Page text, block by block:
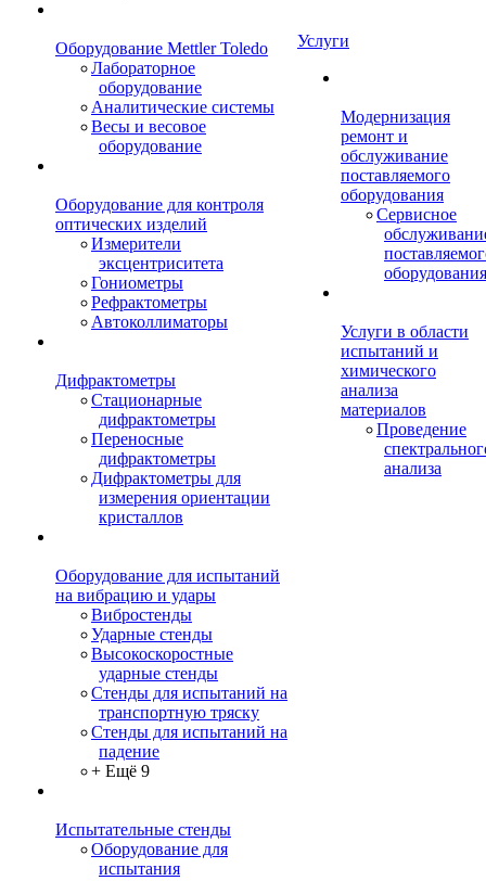
Оборудование Mettler Toledo
Лабораторное
оборудование
Аналитические системы
Весы и весовое
оборудование
Оборудование для контроля
оптических изделий
Измерители
эксцентриситета
Гониометры
Рефрактометры
Автоколлиматоры
Дифрактометры
Стационарные
дифрактометры
Переносные
дифрактометры
Дифрактометры для
измерения ориентации
кристаллов
Оборудование для испытаний
на вибрацию и удары
Вибростенды
Ударные стенды
Высокоскоростные
ударные стенды
Стенды для испытаний на
транспортную тряску
Стенды для испытаний на
падение
+ Ещё 9
Испытательные стенды
Оборудование для
испытания
Услуги
Модернизация
ремонт и
обслуживание
поставляемого
оборудования
Сервисное
оборудования
Услуги в области
испытаний и
химического
анализа
материалов
Проведение
анализа